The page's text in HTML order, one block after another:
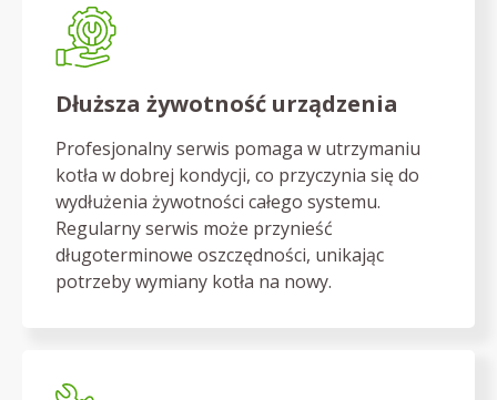
Dłuższa żywotność urządzenia
Profesjonalny serwis pomaga w utrzymaniu
kotła w dobrej kondycji, co przyczynia się do
wydłużenia żywotności całego systemu.
Regularny serwis może przynieść
długoterminowe oszczędności, unikając
potrzeby wymiany kotła na nowy.